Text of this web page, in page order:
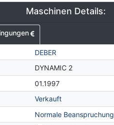
Maschinen Details:
DEBER
DYNAMIC 2
01.1997
Verkauft
Normale Beanspruchung